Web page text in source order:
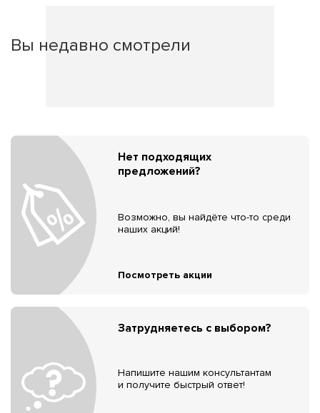
Вы недавно смотрели
Нет подходящих
предложений?
Возможно, вы найдёте что-то среди
наших акций!
Посмотреть акции
Затрудняетесь с выбором?
Напишите нашим консультантам
и получите быстрый ответ!